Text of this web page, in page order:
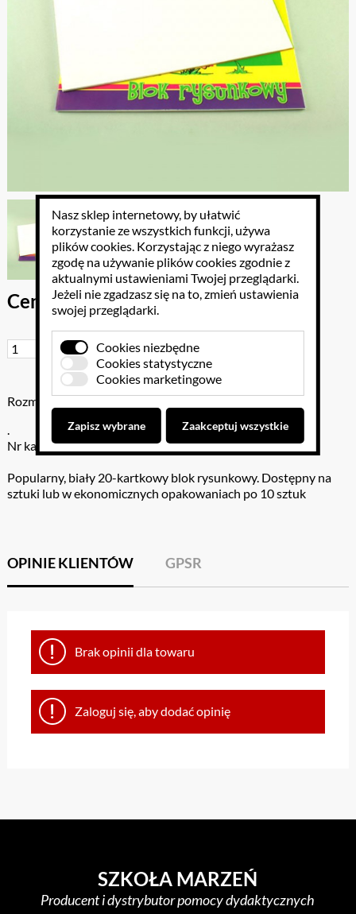
Cena brutto: 2.46 PLN
Do koszyka
Rozmiar: .
.
Nr katalogowy: 300-1404
Popularny, biały 20-kartkowy blok rysunkowy. Dostępny na
sztuki lub w ekonomicznych opakowaniach po 10 sztuk
OPINIE KLIENTÓW GPSR
Brak opinii dla towaru
Zaloguj się, aby dodać opinię
SZKOŁA MARZEŃ
Producent i dystrybutor pomocy dydaktycznych
Nasz sklep internetowy, by ułatwić
korzystanie ze wszystkich funkcji, używa
plików cookies. Korzystając z niego wyrażasz
zgodę na używanie plików cookies zgodnie z
aktualnymi ustawieniami Twojej przeglądarki.
Jeżeli nie zgadzasz się na to, zmień ustawienia
swojej przeglądarki.
Cookies niezbędne
Cookies statystyczne
Cookies marketingowe
Zapisz wybrane Zaakceptuj wszystkie